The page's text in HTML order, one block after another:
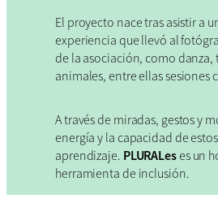
El proyecto nace tras asistir a
experiencia que llevó al
de la asociación, como
animales, entre ellas sesiones
A través de miradas, gestos y
energía y la capacidad de
aprendizaje. PLURALeses un
herramienta de inclusión.